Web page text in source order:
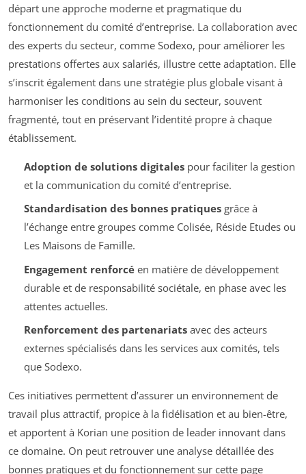
départ une approche moderne et pragmatique du
fonctionnement du comité d’entreprise. La collaboration avec
des experts du secteur, comme Sodexo, pour améliorer les
prestations offertes aux salariés, illustre cette adaptation. Elle
s’inscrit également dans une stratégie plus globale visant à
harmoniser les conditions au sein du secteur, souvent
fragmenté, tout en préservant l’identité propre à chaque
établissement.
Adoption de solutions digitalespour faciliter la gestion
et la communication du comité d’entreprise.
Standardisation des bonnes pratiquesgrâce à
l’échange entre groupes comme Colisée, Réside Etudes ou
Les Maisons de Famille.
Engagement renforcéen matière de développement
durable et de responsabilité sociétale, en phase avec les
attentes actuelles.
Renforcement des partenariatsavec des acteurs
externes spécialisés dans les services aux comités, tels
que Sodexo.
Ces initiatives permettent d’assurer un environnement de
travail plus attractif, propice à la fidélisation et au bien-être,
et apportent à Korian une position de leader innovant dans
ce domaine. On peut retrouver une analyse détaillée des
bonnes pratiques et du fonctionnement sur cette page